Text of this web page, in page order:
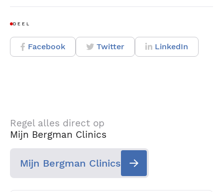
DEEL
Facebook Twitter LinkedIn
Regel alles direct op
Mijn Bergman Clinics
Mijn Bergman Clinics